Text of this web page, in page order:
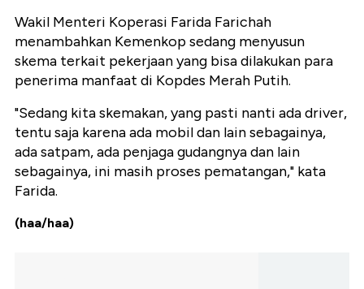
Wakil Menteri Koperasi Farida Farichah
menambahkan Kemenkop sedang menyusun
skema terkait pekerjaan yang bisa dilakukan para
penerima manfaat di Kopdes Merah Putih.
"Sedang kita skemakan, yang pasti nanti ada driver,
tentu saja karena ada mobil dan lain sebagainya,
ada satpam, ada penjaga gudangnya dan lain
sebagainya, ini masih proses pematangan," kata
Farida.
(haa/haa)